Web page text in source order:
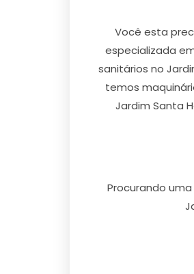
Você esta
especializada
sanitários no
temos
Jardim Santa
Procurando